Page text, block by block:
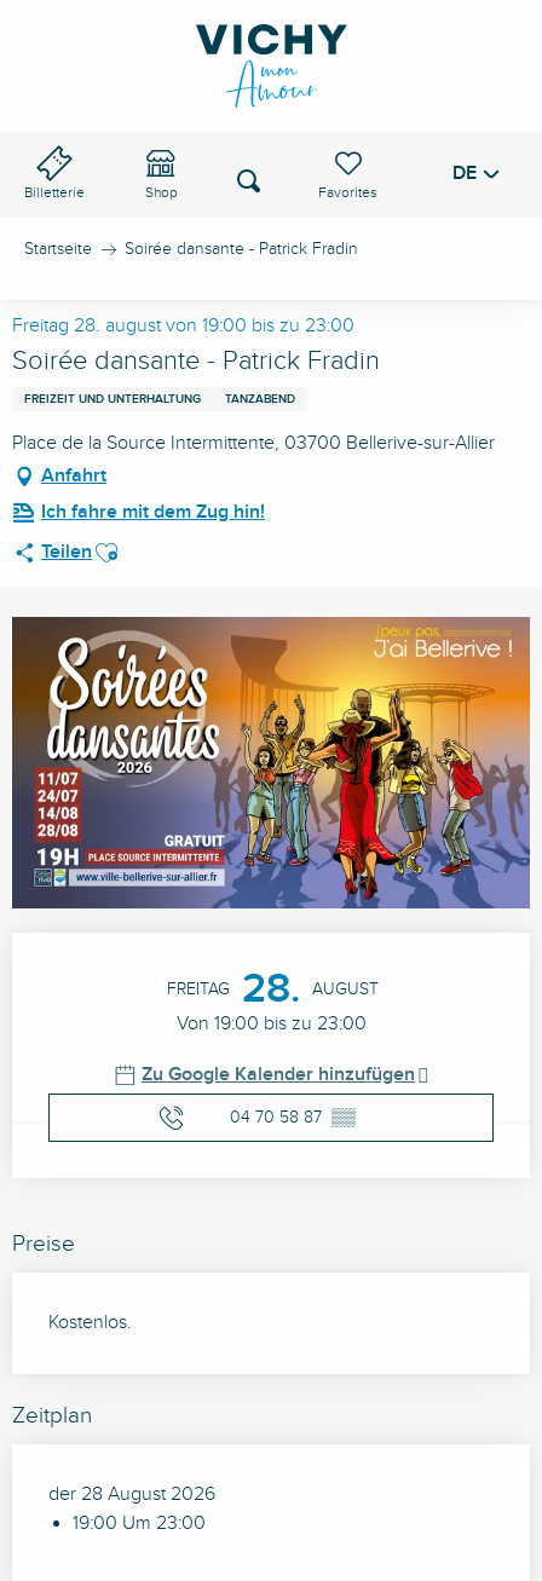
Billetterie Shop
Voir les favoris
Suche DE
Startseite Soirée dansante - Patrick Fradin
Freitag 28. august von 19:00 bis zu 23:00
Soirée dansante - Patrick Fradin
FREIZEIT UND UNTERHALTUNG TANZABEND
Place de la Source Intermittente, 03700 Bellerive-sur-Allier
Anfahrt
Ich fahre mit dem Zug hin!
Teilen Ajouter aux favoris
FREITAG 28. AUGUST
Von 19:00 bis zu 23:00
Zu Google Kalender hinzufügen
04 70 58 87 ▒▒
Preise
Kostenlos.
Zeitplan
der 28 August 2026
19:00 Um 23:00